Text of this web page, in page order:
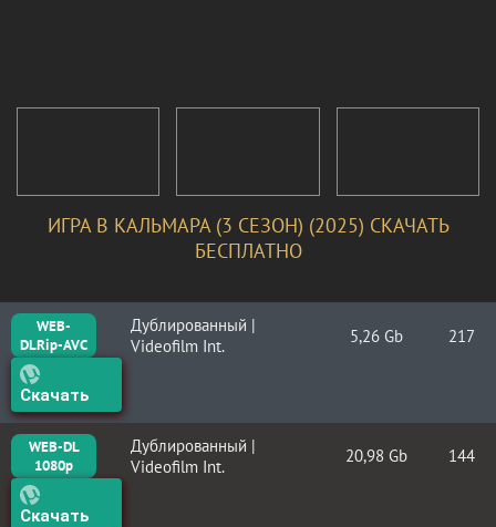
ИГРА В КАЛЬМАРА (3 СЕЗОН) (2025) СКАЧАТЬ
БЕСПЛАТНО
WEB-
DLRip-AVC
Дублированный |
Videofilm Int.
5,26 Gb 217
Скачать
WEB-DL
1080p
Дублированный |
Videofilm Int.
20,98 Gb 144
Скачать